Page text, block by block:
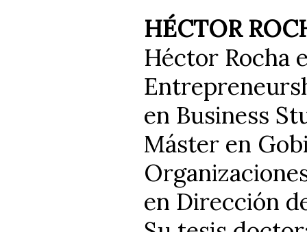
HÉCTOR
Héctor Rocha
en Business
Máster en
en Dirección